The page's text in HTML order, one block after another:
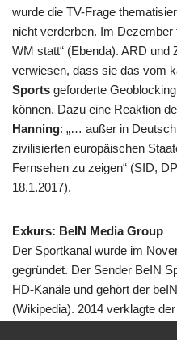
wurde die TV-Frage
nicht verderben. Im
WM statt“ (Ebenda). ARD und
verwiesen, dass sie das vom
Sports geforderte
können. Dazu eine Reaktion
Hanning: „… außer in
zivilisierten europäischen
Fernsehen zu zeigen“ (SID,
18.1.2017).
Exkurs: BeIN Media Group
Der Sportkanal wurde im
gegründet. Der Sender BeIN
HD-Kanäle und gehört der
(Wikipedia). 2014 verklagte